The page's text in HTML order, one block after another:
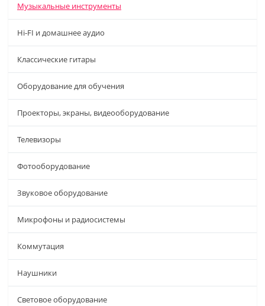
Музыкальные инструменты
Hi-FI и домашнее аудио
Классические гитары
Оборудование для обучения
Проекторы, экраны, видеооборудование
Телевизоры
Фотооборудование
Звуковое оборудование
Микрофоны и радиосистемы
Коммутация
Наушники
Световое оборудование